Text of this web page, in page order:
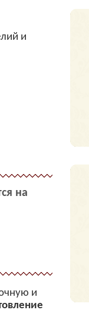
и
на
и